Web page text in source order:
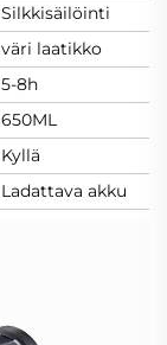
Silkkisäilöinti
väri laatikko
5-8h
650ML
Kyllä
Ladattava akku